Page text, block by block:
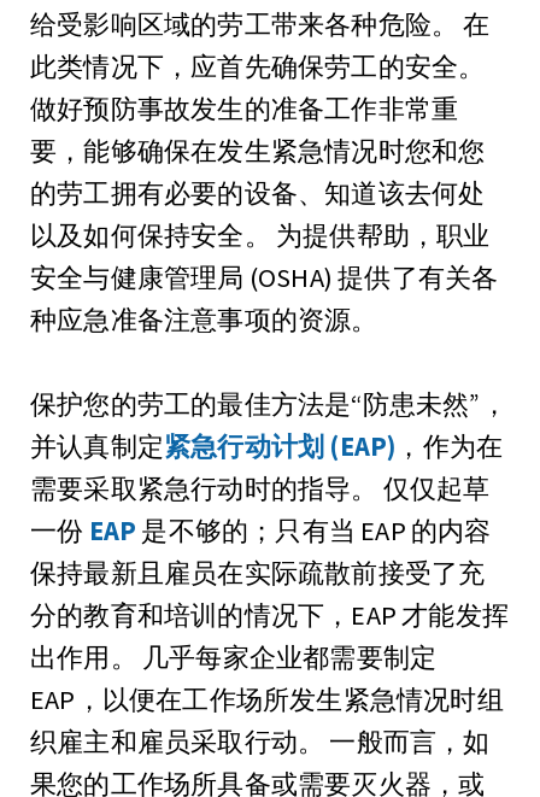
给受影响区域的劳工带来各种危险。在
此类情况下，应首先确保劳工的安全。
做好预防事故发生的准备工作非常重
要，能够确保在发生紧急情况时您和您
的劳工拥有必要的设备、知道该去何处
以及如何保持安全。 为提供帮助，职业
安全与健康管理局 (OSHA) 提供了有关各
种应急准备注意事项的资源。
保护您的劳工的最佳方法是“防患未然”，
并认真制定紧急行动计划 (EAP) ，作为在
需要采取紧急行动时的指导。 仅仅起草
一份 EAP 是不够的；只有当 EAP 的内容
保持最新且雇员在实际疏散前接受了充
分的教育和培训的情况下，EAP 才能发挥
出作用。 几乎每家企业都需要制定
EAP，以便在工作场所发生紧急情况时组
织雇主和雇员采取行动。 一般而言，如
果您的工作场所具备或需要灭火器，或